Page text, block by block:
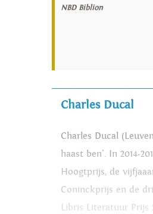
NBD Biblion
Charles Ducal
Charles Ducal
haast ben'. In 2014-
Hoogtprijs, de
Coninckprijs en de
Libris Literatuur Prijs